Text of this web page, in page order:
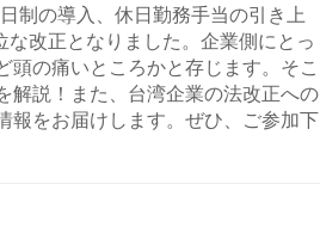
制の導入、休日勤務手当の引き上
改正となりました。企業側にとっ
頭の痛いところかと存じます。そこ
解説！また、台湾企業の法改正への
報をお届けします。ぜひ、ご参加下